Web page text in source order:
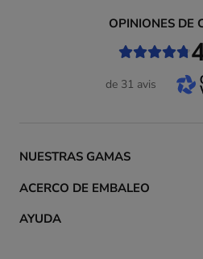
NUESTRAS GAMAS
ACERCO DE EMBALEO
AYUDA
OPINIONES DE
de 31 avis